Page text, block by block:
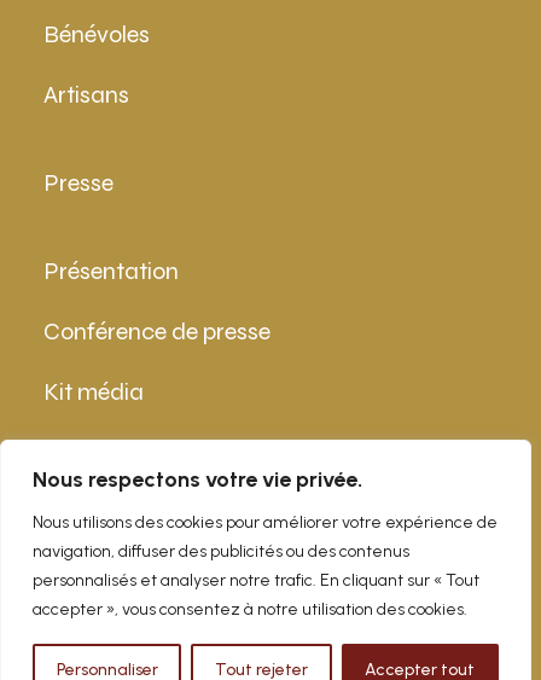
Nous respectons votre vie privée.
Nous utilisons des cookies pour améliorer votre expérience de
navigation, diffuser des publicités ou des contenus
personnalisés et analyser notre trafic. En cliquant sur « Tout
accepter », vous consentez à notre utilisation des cookies.
Personnaliser Tout rejeter Accepter tout
Bénévoles
Artisans
Presse
Présentation
Conférence de presse
Kit média
Contact
info@epicurialpes.ch